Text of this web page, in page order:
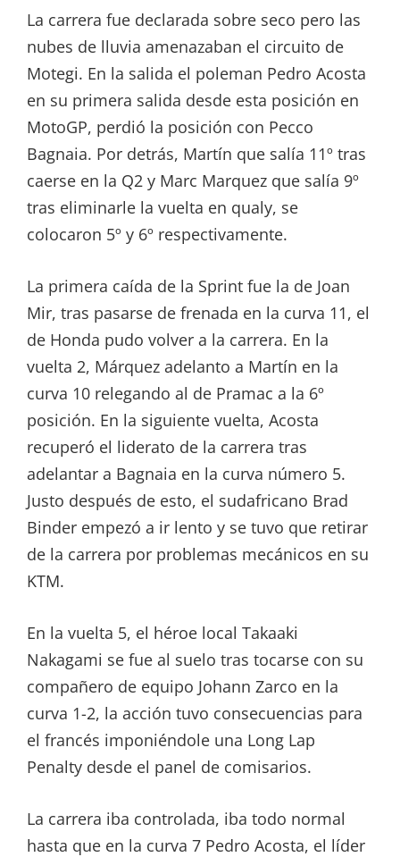
La carrera fue declarada sobre seco pero las
nubes de lluvia amenazaban el circuito de
Motegi. En la salida el poleman Pedro Acosta
en su primera salida desde esta posición en
MotoGP, perdió la posición con Pecco
Bagnaia. Por detrás, Martín que salía 11º tras
caerse en la Q2 y Marc Marquez que salía 9º
tras eliminarle la vuelta en qualy, se
colocaron 5º y 6º respectivamente.
La primera caída de la Sprint fue la de Joan
Mir, tras pasarse de frenada en la curva 11, el
de Honda pudo volver a la carrera. En la
vuelta 2, Márquez adelanto a Martín en la
curva 10 relegando al de Pramac a la 6º
posición. En la siguiente vuelta, Acosta
recuperó el liderato de la carrera tras
adelantar a Bagnaia en la curva número 5.
Justo después de esto, el sudafricano Brad
Binder empezó a ir lento y se tuvo que retirar
de la carrera por problemas mecánicos en su
KTM.
En la vuelta 5, el héroe local Takaaki
Nakagami se fue al suelo tras tocarse con su
compañero de equipo Johann Zarco en la
curva 1-2, la acción tuvo consecuencias para
el francés imponiéndole una Long Lap
Penalty desde el panel de comisarios.
La carrera iba controlada, iba todo normal
hasta que en la curva 7 Pedro Acosta, el líder